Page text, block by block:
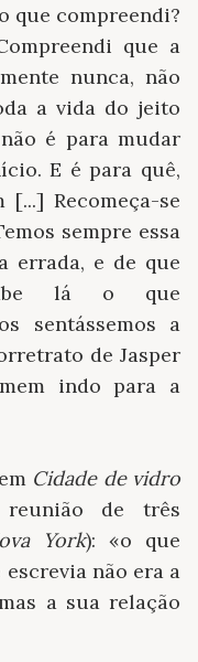
que compreendi?
que a
nunca, não
a vida do jeito
é para mudar
E é para quê,
Recomeça-se
sempre essa
errada, e de que
lá o que
sentássemos a
de Jasper
indo para a
Cidade de vidro
de três
York): «o que
não era a
a sua relação